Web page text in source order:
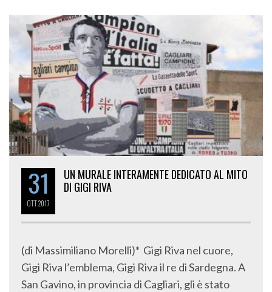
31
OTT2017
UN MURALE INTERAMENTE DEDICATO AL MITO
DI GIGI RIVA
(di Massimiliano Morelli)* Gigi Riva nel cuore,
Gigi Riva l’emblema, Gigi Riva il re di Sardegna. A
San Gavino, in provincia di Cagliari, gli è stato